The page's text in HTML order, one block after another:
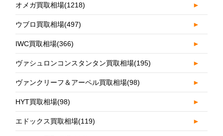
オメガ買取相場(1218) ►
ウブロ買取相場(497) ►
IWC買取相場(366) ►
ヴァシュロンコンスタンタン買取相場(195) ►
ヴァンクリーフ＆アーペル買取相場(98) ►
HYT買取相場(98) ►
エドックス買取相場(119) ►